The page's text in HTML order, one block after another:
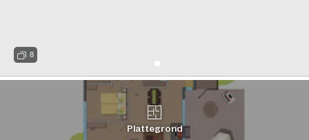
8
Plattegrond